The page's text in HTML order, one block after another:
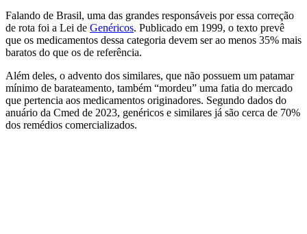
Falando de Brasil, uma das grandes responsáveis por essa correção
de rota foi a Lei de Genéricos. Publicado em 1999, o texto prevê
que os medicamentos dessa categoria devem ser ao menos 35% mais
baratos do que os de referência.
Além deles, o advento dos similares, que não possuem um patamar
mínimo de barateamento, também “mordeu” uma fatia do mercado
que pertencia aos medicamentos originadores. Segundo dados do
anuário da Cmed de 2023, genéricos e similares já são cerca de 70%
dos remédios comercializados.